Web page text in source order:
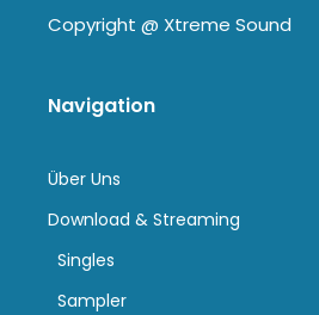
Copyright @ Xtreme Sound
Navigation
Über Uns
Download & Streaming
Singles
Sampler